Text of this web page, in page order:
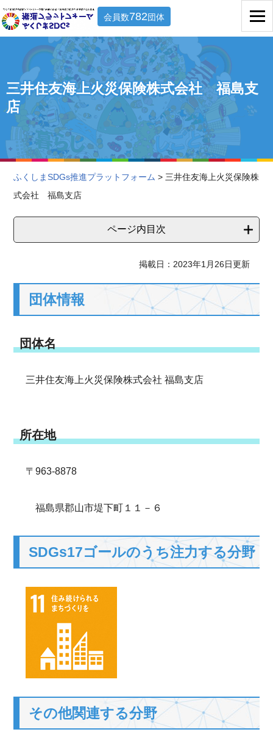
会員数782団体
三井住友海上火災保険株式会社 福島支
店
ふくしまSDGs推進プラットフォーム > 三井住友海上火災保険株
式会社 福島支店
ページ内目次
掲載日：2023年1月26日更新
団体情報
団体名
三井住友海上火災保険株式会社 福島支店
所在地
〒963-8878
福島県郡山市堤下町１１－６
SDGs17ゴールのうち注力する分野
その他関連する分野